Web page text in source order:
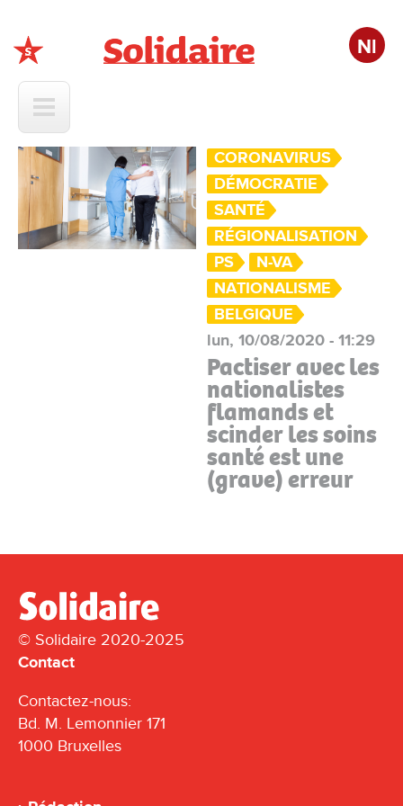
Nl
CORONAVIRUS
DÉMOCRATIE
SANTÉ
RÉGIONALISATION
PS
N-VA
NATIONALISME
BELGIQUE
lun, 10/08/2020 - 11:29
Pactiser avec les
nationalistes
flamands et
scinder les soins
santé est une
(grave) erreur
© Solidaire 2020-2025
Contact
Contactez-nous:
Bd. M. Lemonnier 171
1000 Bruxelles